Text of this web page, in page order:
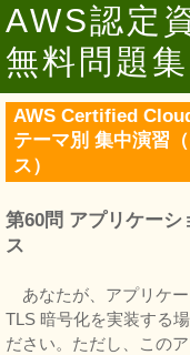
AWS認定
無料問題集
AWS Certified
テーマ別 集中演習
ス）
第60問 アプリケー
ス
あなたが、アプリケ
TLS 暗号化を実装する
ださい。ただし、この